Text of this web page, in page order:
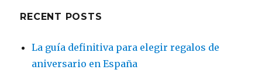
RECENT POSTS
La guía definitiva para elegir regalos de
aniversario en España